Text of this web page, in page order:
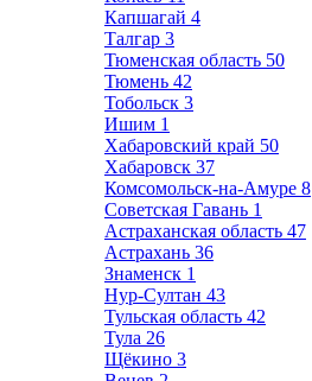
Капшагай 4
Талгар 3
Тюменская область 50
Тюмень 42
Тобольск 3
Ишим 1
Хабаровский край 50
Хабаровск 37
Комсомольск-на-Амуре 8
Советская Гавань 1
Астраханская область 47
Астрахань 36
Знаменск 1
Нур-Султан 43
Тульская область 42
Тула 26
Щёкино 3